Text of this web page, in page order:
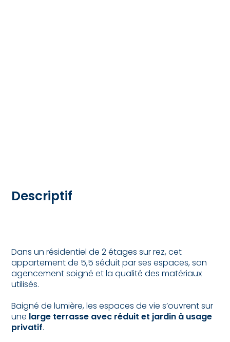
Descriptif
Dans un résidentiel de 2 étages sur rez, cet
appartement de 5,5 séduit par ses espaces, son
agencement soigné et la qualité des matériaux
utilisés.
Baigné de lumière, les espaces de vie s’ouvrent sur
une large terrasse avec réduit et jardin à usage
privatif.